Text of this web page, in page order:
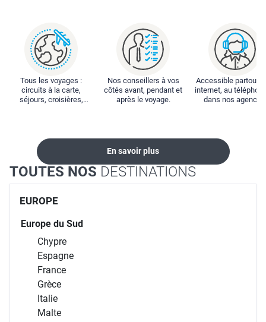
Tous les voyages :
circuits à la carte,
séjours, croisières,
Nos conseillers à vos
côtés avant, pendant et
après le voyage.
Accessible partout :
internet, au
dans nos
En savoir plus
TOUTES NOS DESTINATIONS
EUROPE
Europe du Sud
Chypre
Espagne
France
Grèce
Italie
Malte